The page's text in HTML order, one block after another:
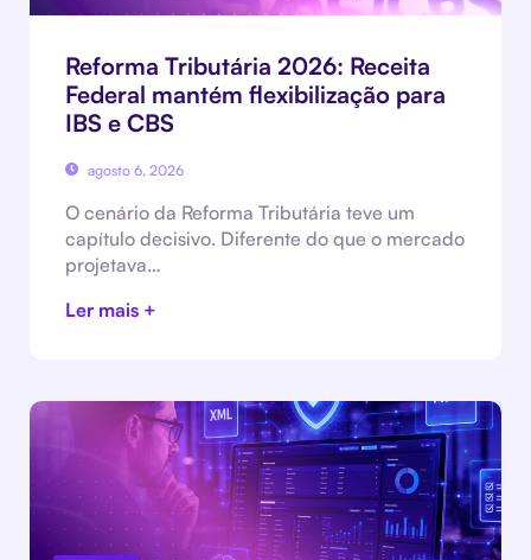
Reforma Tributária 2026: Receita
Federal mantém flexibilização para
IBS e CBS
agosto 6, 2026
O cenário da Reforma Tributária teve um
capítulo decisivo. Diferente do que o mercado
projetava…
Ler mais +